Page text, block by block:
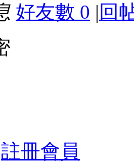
好友數 0 | 回
註冊會員